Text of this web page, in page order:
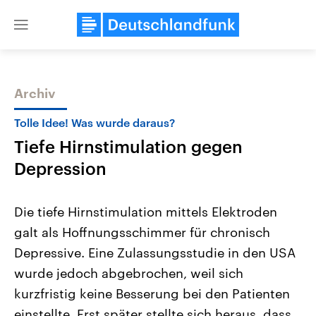
Close
Themen
Landtagswahl Sachsen-Anhalt
2026
Alle Informationen
Sachsen-Anhalt wählt am 6.
September 2026 einen neuen
Landtag. Seit 2021 wird das
Bundesland von einer Koalition aus
Aktuelle Beiträge,
Hintergründe
Wirtschaftlich und
gehören die Vereinigten
den mächtigsten Ländern
mit großem Einfluss auf
Archiv
Tolle Idee! Was wurde daraus?
Tiefe Hirnstimulation gegen
Depression
Die tiefe Hirnstimulation mittels Elektroden
galt als Hoffnungsschimmer für chronisch
Depressive. Eine Zulassungsstudie in den USA
wurde jedoch abgebrochen, weil sich
kurzfristig keine Besserung bei den Patienten